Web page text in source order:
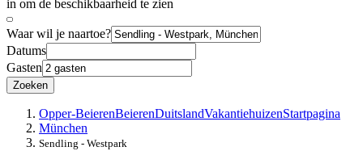
in om de beschikbaarheid te zien
Waar wil je naartoe?
Datums
Gasten
Zoeken
Opper-BeierenBeierenDuitslandVakantiehuizenStartpagina
München
Sendling - Westpark